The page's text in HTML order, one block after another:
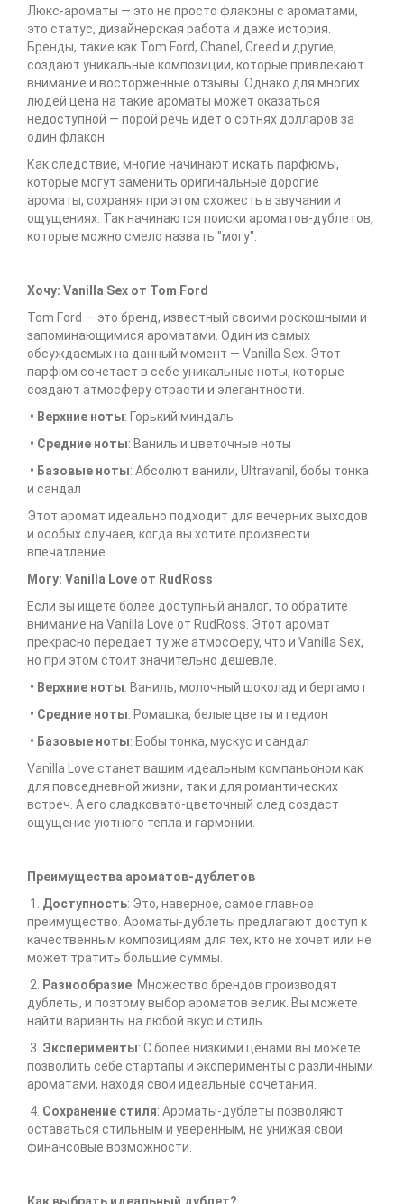
Люкс-ароматы — это не просто флаконы с ароматами,
это статус, дизайнерская работа и даже история.
Бренды, такие как Tom Ford, Chanel, Creed и другие,
создают уникальные композиции, которые привлекают
внимание и восторженные отзывы. Однако для многих
людей цена на такие ароматы может оказаться
недоступной — порой речь идет о сотнях долларов за
один флакон.
Как следствие, многие начинают искать парфюмы,
которые могут заменить оригинальные дорогие
ароматы, сохраняя при этом схожесть в звучании и
ощущениях. Так начинаются поиски ароматов-дублетов,
которые можно смело назвать "могу".
Хочу: Vanilla Sex от Tom Ford
Tom Ford — это бренд, известный своими роскошными и
запоминающимися ароматами. Один из самых
обсуждаемых на данный момент — Vanilla Sex. Этот
парфюм сочетает в себе уникальные ноты, которые
создают атмосферу страсти и элегантности.
• Верхние ноты: Горький миндаль
• Средние ноты: Ваниль и цветочные ноты
• Базовые ноты: Абсолют ванили, Ultravanil, бобы тонка
и сандал
Этот аромат идеально подходит для вечерних выходов
и особых случаев, когда вы хотите произвести
впечатление.
Могу: Vanilla Love от RudRoss
Если вы ищете более доступный аналог, то обратите
внимание на Vanilla Love от RudRoss. Этот аромат
прекрасно передает ту же атмосферу, что и Vanilla Sex,
но при этом стоит значительно дешевле.
• Верхние ноты: Ваниль, молочный шоколад и бергамот
• Средние ноты: Ромашка, белые цветы и гедион
• Базовые ноты: Бобы тонка, мускус и сандал
Vanilla Love станет вашим идеальным компаньоном как
для повседневной жизни, так и для романтических
встреч. А его сладковато-цветочный след создаст
ощущение уютного тепла и гармонии.
Преимущества ароматов-дублетов
1. Доступность: Это, наверное, самое главное
преимущество. Ароматы-дублеты предлагают доступ к
качественным композициям для тех, кто не хочет или не
может тратить большие суммы.
2.
Разнообразие: Множество брендов производят
дублеты, и поэтому выбор ароматов велик. Вы можете
найти варианты на любой вкус и стиль.
3. Эксперименты: С более низкими ценами вы можете
позволить себе стартапы и эксперименты с различными
ароматами, находя свои идеальные сочетания.
4. Сохранение стиля: Ароматы-дублеты позволяют
оставаться стильным и уверенным, не унижая свои
финансовые возможности.